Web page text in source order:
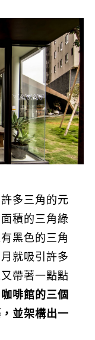
多三角的元
積的三角綠
黑色的三角
就吸引許多
帶著一點點
咖啡館的三個
並架構出一